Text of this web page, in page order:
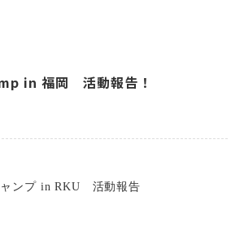
in 福岡 活動報告！